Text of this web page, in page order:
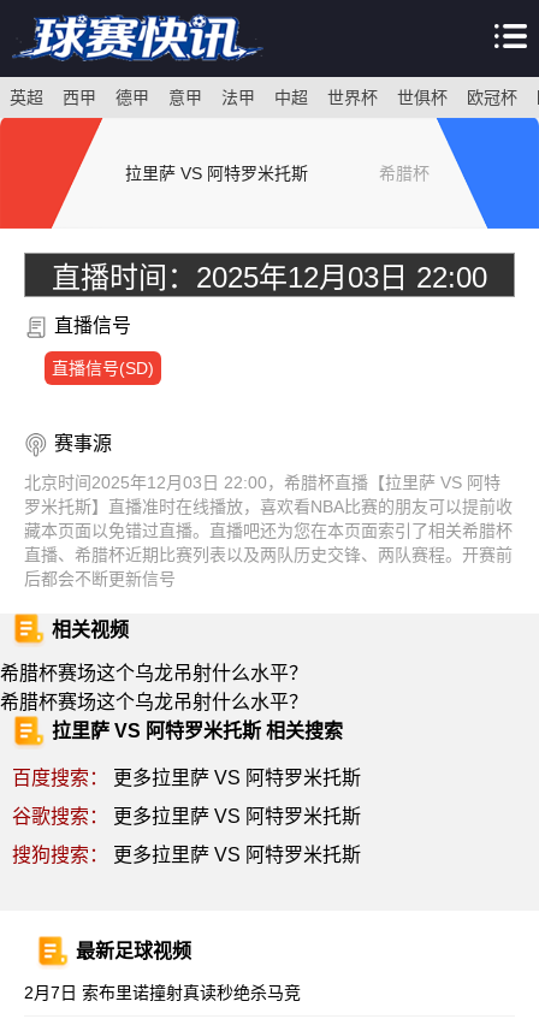
英超 西甲 德甲 意甲 法甲 中超 世界杯 世俱杯 欧冠杯
拉里萨 VS 阿特罗米托斯 希腊杯
直播时间： 2025年12月03日 22:00
直播信号
直播信号(SD)
赛事源
北京时间2025年12月03日 22:00，希腊杯直播【拉里萨 VS 阿特
罗米托斯】直播准时在线播放，喜欢看NBA比赛的朋友可以提前收
藏本页面以免错过直播。直播吧还为您在本页面索引了相关希腊杯
直播、希腊杯近期比赛列表以及两队历史交锋、两队赛程。开赛前
后都会不断更新信号
相关视频
希腊杯赛场这个乌龙吊射什么水平？
希腊杯赛场这个乌龙吊射什么水平？
拉里萨 VS 阿特罗米托斯 相关搜索
百度搜索：
更多拉里萨 VS 阿特罗米托斯
谷歌搜索：
更多拉里萨 VS 阿特罗米托斯
搜狗搜索：
更多拉里萨 VS 阿特罗米托斯
最新足球视频
2月7日 索布里诺撞射真读秒绝杀马竞